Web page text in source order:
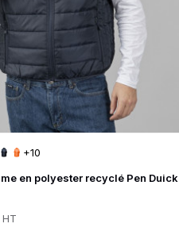
en polyester recyclé Pen Duick
+10